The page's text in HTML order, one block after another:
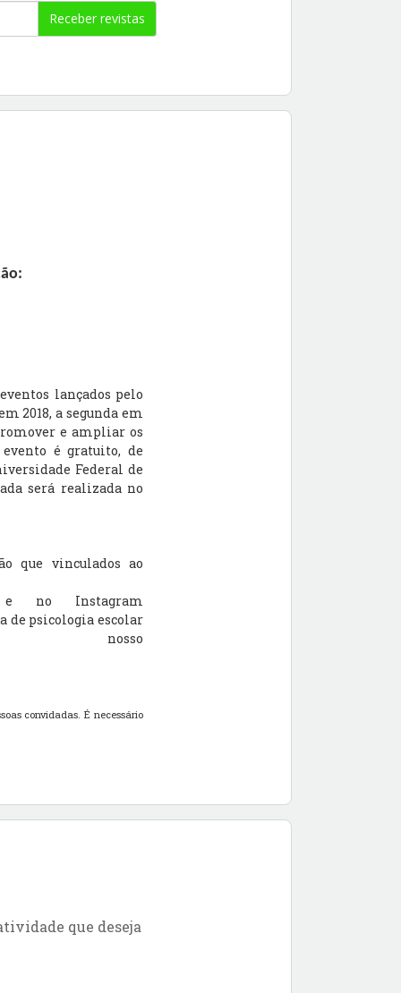
Receber revistas
lançados pelo
2018, a segunda em
e ampliar os
é gratuito, de
Federal de
será realizada no
que vinculados ao
no Instagram
de psicologia escolar
nosso
convidadas. É necessário
que deseja